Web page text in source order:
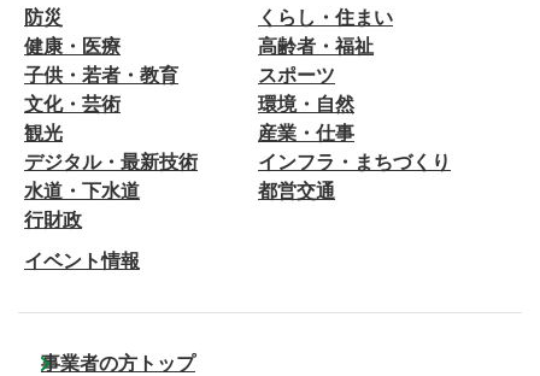
防災
くらし・住まい
健康・医療
高齢者・福祉
子供・若者・教育
スポーツ
文化・芸術
環境・自然
観光
産業・仕事
デジタル・最新技術
インフラ・まちづくり
水道・下水道
都営交通
行財政
イベント情報
事業者の方トップ